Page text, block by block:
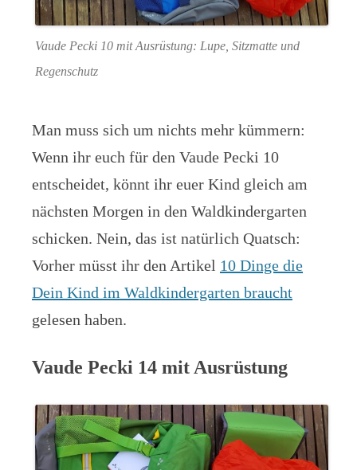
Vaude Pecki 10 mit Ausrüstung: Lupe, Sitzmatte und
Regenschutz
Man muss sich um nichts mehr kümmern:
Wenn ihr euch für den Vaude Pecki 10
entscheidet, könnt ihr euer Kind gleich am
nächsten Morgen in den Waldkindergarten
schicken. Nein, das ist natürlich Quatsch:
Vorher müsst ihr den Artikel 10 Dinge die
Dein Kind im Waldkindergarten braucht
gelesen haben.
Vaude Pecki 14 mit Ausrüstung